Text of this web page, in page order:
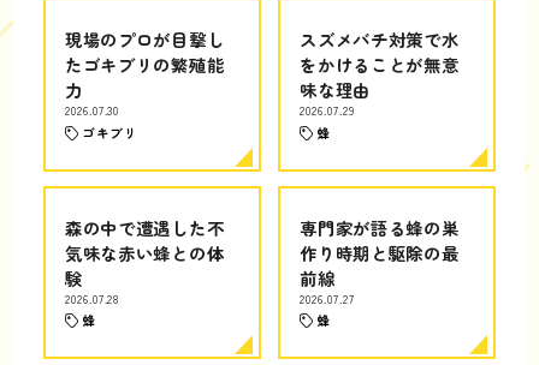
現場のプロが目撃し
たゴキブリの繁殖能
力
2026.07.30
ゴキブリ
スズメバチ対策で水
をかけることが無意
味な理由
2026.07.29
蜂
森の中で遭遇した不
気味な赤い蜂との体
験
2026.07.28
蜂
専門家が語る蜂の巣
作り時期と駆除の最
前線
2026.07.27
蜂